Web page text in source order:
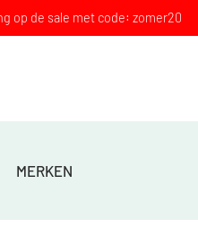
op de sale met code: zomer20
MERKEN